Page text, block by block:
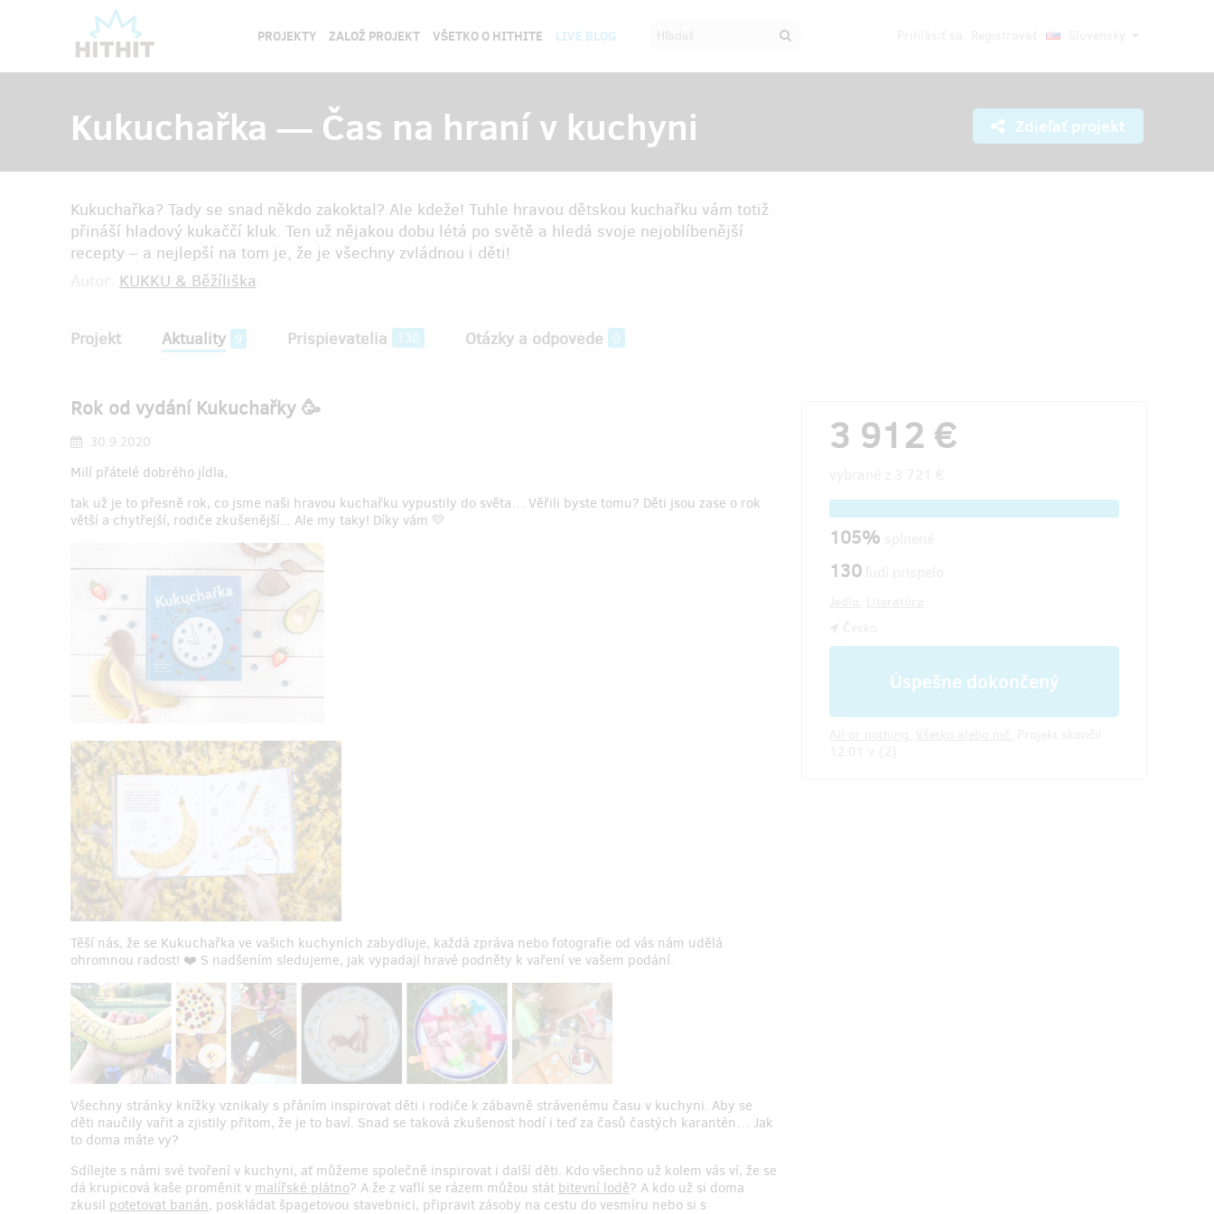
PROJEKTY ZALOŽ PROJEKT VŠETKO O HITHITE LIVE BLOG
Kukuchařka — Čas na hraní v kuchyni Zdieľať projekt
Kukuchařka? Tady se snad někdo zakoktal? Ale kdeže! Tuhle hravou dětskou kuchařku vám totiž
přináší hladový kukaččí kluk. Ten už nějakou dobu létá po světě a hledá svoje nejoblíbenější
recepty – a nejlepší na tom je, že je všechny zvládnou i děti!
KUKKU & Běžíliška
Projekt Aktuality 9 Prispievatelia 130 Otázky a odpovede 0
Rok od vydání Kukuchařky 🥳
30.9.2020
Milí přátelé dobrého jídla,
tak už je to přesně rok, co jsme naši hravou kuchařku vypustily do světa… Věřili byste tomu? Děti jsou zase o rok
větší a chytřejší, rodiče zkušenější... Ale my taky! Díky vám 💛
Těší nás, že se Kukuchařka ve vašich kuchyních zabydluje, každá zpráva nebo fotografie od vás nám udělá
ohromnou radost! ❤️ S nadšením sledujeme, jak vypadají hravé podněty k vaření ve vašem podání.
Všechny stránky knížky vznikaly s přáním inspirovat děti i rodiče k zábavně strávenému času v kuchyni. Aby se
děti naučily vařit a zjistily přitom, že je to baví. Snad se taková zkušenost hodí i teď za časů častých karantén… Jak
to doma máte vy?
Sdílejte s námi své tvoření v kuchyni, ať můžeme společně inspirovat i další děti. Kdo všechno už kolem vás ví, že se
dá krupicová kaše proměnit v malířské plátno? A že z vaflí se rázem můžou stát bitevní lodě? A kdo už si doma
zkusil potetovat banán, poskládat špagetovou stavebnici, připravit zásoby na cestu do vesmíru nebo si s
3 912 €
105%
130
Úspešne dokončený